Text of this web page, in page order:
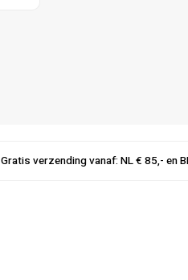
Gratis verzending vanaf: NL € 85,- en